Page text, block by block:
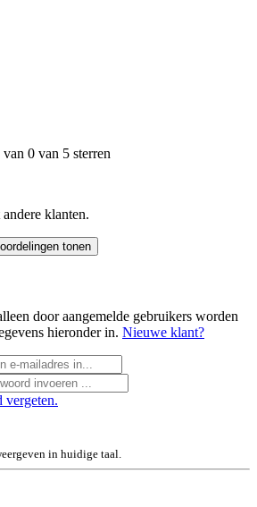
0 van 5 sterren
klanten.
tonen
door aangemelde gebruikers worden
hieronder in. Nieuwe klant?
in huidige taal.